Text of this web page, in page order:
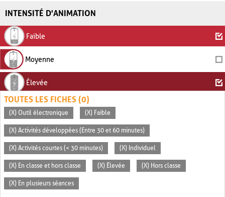
INTENSITÉ D'ANIMATION
Faible
Moyenne
Élevée
TOUTES LES FICHES (0)
(X) Outil électronique (X) Faible
(X) Activités développées (Entre 30 et 60 minutes)
(X) Activités courtes (< 30 minutes) (X) Individuel
(X) En classe et hors classe (X) Élevée (X) Hors classe
(X) En plusieurs séances